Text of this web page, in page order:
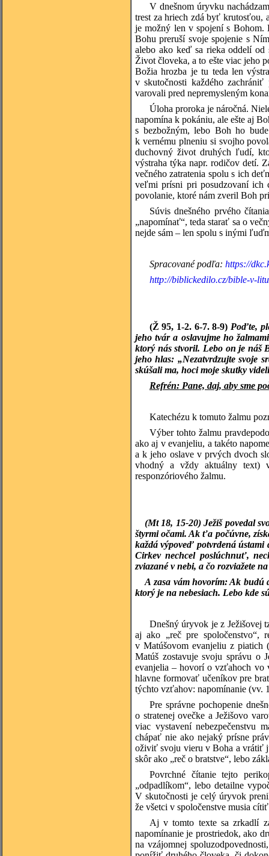
V dnešnom úryvku
trest za hriech zdá byť krutosťou,
je možný len v spojení s Bohom.
Bohu preruší svoje spojenie s
alebo ako keď sa rieka oddelí od
Život človeka, a to ešte viac jeho
Božia hrozba je tu teda len
v skutočnosti každého
varovali pred nepremysleným
Úloha proroka je náročná.
napomína k pokániu, ale ešte aj
s bezbožným, lebo Boh ho
k vernému plneniu si svojho
duchovný život druhých ľudí,
výstraha týka napr. rodičov detí.
večného zatratenia spolu s ich
veľmi prísni pri posudzovaní ich
povolanie, ktoré nám zveril Boh
Súvis dnešného prvého
„napomínať“, teda starať sa o
nejde sám – len spolu s inými
Spracované podľa: https://
http://biblickedilo.cz/bible-v-
(Ž 95, 1-2. 6-7. 8-9) Poďte,
jeho tvár a oslavujme ho
ktorý nás stvoril. Lebo on je náš
jeho hlas: „Nezatvrdzujte svoje
skúšali ma, hoci moje skutky
Refrén:Pane, daj, aby sme
Katechézu k tomuto žalmu
Výber tohto žalmu
ako aj v evanjeliu, a takéto
a k jeho oslave v prvých dvoch
vhodný a vždy aktuálny text)
responzóriového žalmu.
(Mt 18, 15-20) Ježiš povedal
štyrmi očami. Ak ťa počúvne,
každá výpoveď potvrdená
Cirkev nechcel poslúchnuť,
zviazané v nebi, a čo rozviažete
A zasa vám hovorím: Ak budú
ktorý je na nebesiach. Lebo kde
Dnešný úryvok je z Ježišovej
aj ako „reč pre spoločenstvo“,
v Matúšovom evanjeliu z piatich
Matúš zostavuje svoju správu o
evanjelia – hovorí o vzťahoch vo
hlavne formovať učeníkov pre
týchto vzťahov: napomínanie (vv.
Pre správne pochopenie
o stratenej ovečke a Ježišovo
viac vystavení nebezpečenstvu
chápať nie ako nejaký prísne
oživiť svoju vieru v Boha a vrátiť
skôr ako „reč o bratstve“, lebo
Povrchné čítanie tejto
„odpadlíkom“, lebo detailne
V skutočnosti je celý úryvok
že všetci v spoločenstve musia
Aj v tomto texte sa zrkadlí
napomínanie je prostriedok, ako
na vzájomnej